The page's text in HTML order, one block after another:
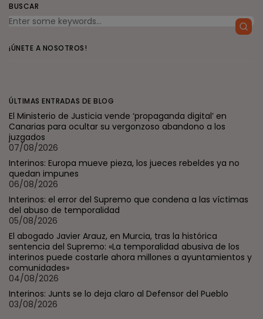
BUSCAR
¡ÚNETE A NOSOTROS!
ÚLTIMAS ENTRADAS DE BLOG
El Ministerio de Justicia vende ‘propaganda digital’ en
Canarias para ocultar su vergonzoso abandono a los
juzgados
07/08/2026
Interinos: Europa mueve pieza, los jueces rebeldes ya no
quedan impunes
06/08/2026
Interinos: el error del Supremo que condena a las víctimas
del abuso de temporalidad
05/08/2026
El abogado Javier Arauz, en Murcia, tras la histórica
sentencia del Supremo: «La temporalidad abusiva de los
interinos puede costarle ahora millones a ayuntamientos y
comunidades»
04/08/2026
Interinos: Junts se lo deja claro al Defensor del Pueblo
03/08/2026